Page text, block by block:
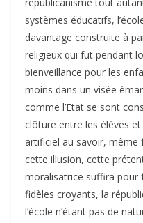
républicanisme tout
systèmes éducatifs,
davantage construite à
religieux qui fut pendant
bienveillance pour les
moins dans un visée
comme l’Etat se sont
clôture entre les élèves
artificiel au savoir,
cette illusion, cette
moralisatrice suffira pour
fidèles croyants, la
l’école n’étant pas de